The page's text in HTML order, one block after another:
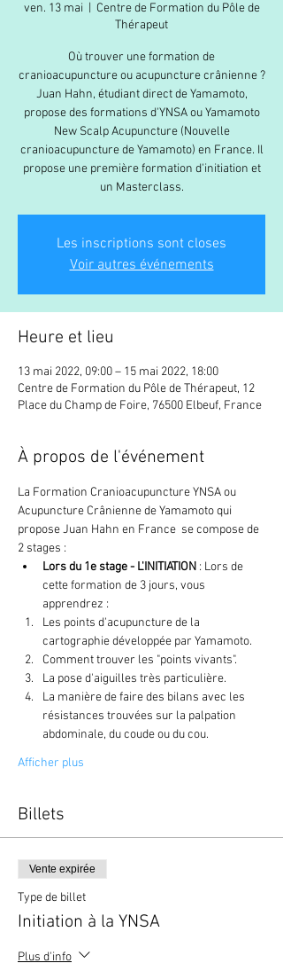
ven. 13 mai
Centre de Formation du Pôle de
Thérapeut
Où trouver une formation de
cranioacupuncture ou acupuncture crânienne ?
Juan Hahn, étudiant direct de Yamamoto,
propose des formations d'YNSA ou Yamamoto
New Scalp Acupuncture (Nouvelle
cranioacupuncture de Yamamoto) en France. Il
propose une première formation d'initiation et
un Masterclass.
Les inscriptions sont closes
Voir autres événements
Heure et lieu
13 mai 2022, 09:00 – 15 mai 2022, 18:00
Centre de Formation du Pôle de Thérapeut, 12
Place du Champ de Foire, 76500 Elbeuf, France
À propos de l'événement
La Formation Cranioacupuncture YNSA ou
Acupuncture Crânienne de Yamamoto qui
propose Juan Hahn en France  se compose de
2 stages :
Lors du 1e stage- L'INITIATION : Lors de
cette formation de 3 jours, vous
apprendrez :
Les points d'acupuncture de la
cartographie développée par Yamamoto.
Comment trouver les "points vivants".
La pose d'aiguilles très particulière.
La manière de faire des bilans avec les
résistances trouvées sur la palpation
abdominale, du coude ou du cou.
Afficher plus
Billets
Vente expirée
Type de billet
Initiation à la YNSA
Plus d'info